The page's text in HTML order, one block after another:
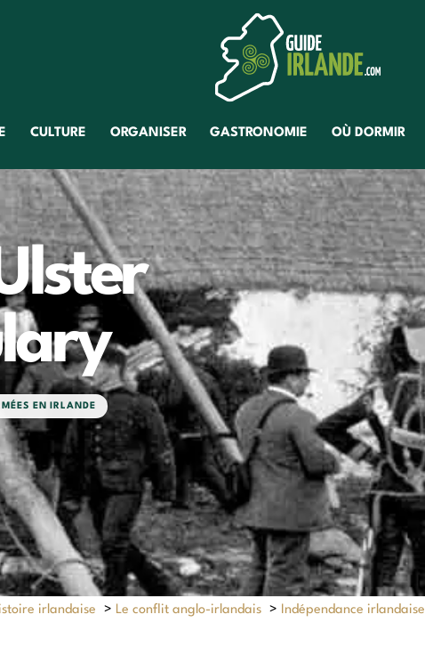
CULTURE ORGANISER GASTRONOMIE OÙ DORMIR
EN IRLANDE
irlandaise > Le conflit anglo-irlandais > Indépendance irlandaise